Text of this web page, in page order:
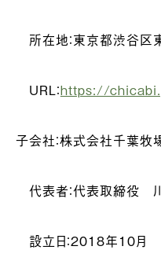
所在地：東京都渋谷区
URL：https://
子会社：株式会社千葉牧
代表者：代表取締役
設立日：2018年10月